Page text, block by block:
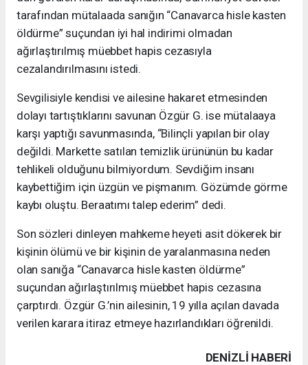
tarafından mütalaada sanığın “Canavarca hisle kasten
öldürme” suçundan iyi hal indirimi olmadan
ağırlaştırılmış müebbet hapis cezasıyla
cezalandırılmasını istedi.
Sevgilisiyle kendisi ve ailesine hakaret etmesinden
dolayı tartıştıklarını savunan Özgür G. ise mütalaaya
karşı yaptığı savunmasında, “Bilinçli yapılan bir olay
değildi. Markette satılan temizlik ürününün bu kadar
tehlikeli olduğunu bilmiyordum. Sevdiğim insanı
kaybettiğim için üzgün ve pişmanım. Gözümde görme
kaybı oluştu. Beraatımı talep ederim” dedi.
Son sözleri dinleyen mahkeme heyeti asit dökerek bir
kişinin ölümü ve bir kişinin de yaralanmasına neden
olan sanığa “Canavarca hisle kasten öldürme”
suçundan ağırlaştırılmış müebbet hapis cezasına
çarptırdı. Özgür G.’nin ailesinin, 19 yılla açılan davada
verilen karara itiraz etmeye hazırlandıkları öğrenildi.
DENIZLI HABERİ